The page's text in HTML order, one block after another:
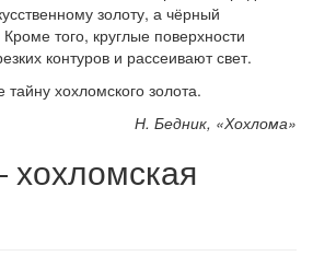
золоту, а чёрный
того, круглые поверхности
контуров и рассеивают свет.
тайну хохломского золота.
Н. Бедник, «Хохлома»